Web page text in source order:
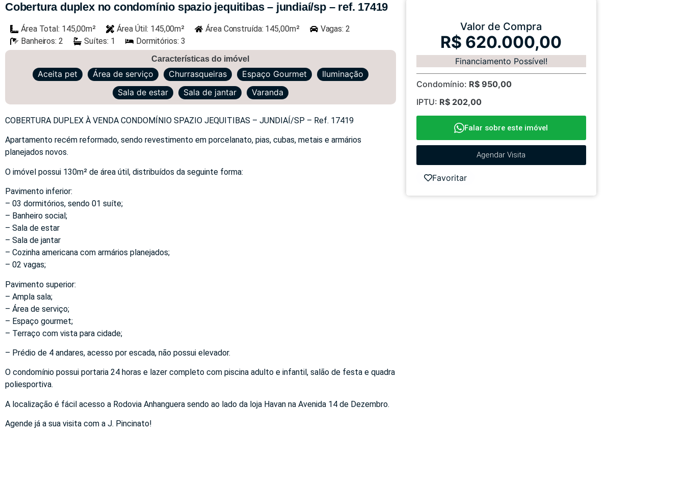
Cobertura duplex no condomínio spazio jequitibas – jundiaí/sp – ref. 17419
Área Total: 145,00m² Área Útil: 145,00m² Área Construída: 145,00m²
Vagas: 2
Banheiros: 2
Suítes: 1 Dormitórios: 3
Características do imóvel
Aceita pet Área de serviço Churrasqueiras Espaço Gourmet
Iluminação
Sala de estar
Sala de jantar Varanda
COBERTURA DUPLEX À VENDA CONDOMÍNIO SPAZIO JEQUITIBAS – JUNDIAÍ/SP – Ref. 17419
Apartamento recém reformado, sendo revestimento em porcelanato, pias, cubas, metais e armários
planejados novos.
O imóvel possui 130m² de área útil, distribuídos da seguinte forma:
Pavimento inferior:
– 03 dormitórios, sendo 01 suíte;
– Banheiro social;
– Sala de estar
– Sala de jantar
– Cozinha americana com armários planejados;
– 02 vagas;
Pavimento superior:
– Ampla sala;
– Área de serviço;
– Espaço gourmet;
– Terraço com vista para cidade;
– Prédio de 4 andares, acesso por escada, não possui elevador.
O condomínio possui portaria 24 horas e lazer completo com piscina adulto e infantil, salão de festa e quadra
poliesportiva.
A localização é fácil acesso a Rodovia Anhanguera sendo ao lado da loja Havan na Avenida 14 de Dezembro.
Agende já a sua visita com a J. Pincinato!
Valor de Compra
R$ 620.000,00
Financiamento Possível!
Condomínio: R$ 950,00
IPTU: R$ 202,00
Falar sobre este imóvel
Agendar Visita
Favoritar